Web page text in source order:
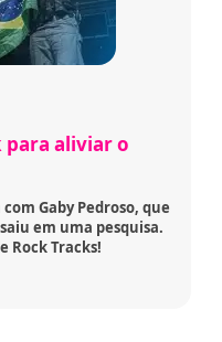
para aliviar o
Gaby Pedroso, que
em uma pesquisa.
Rock Tracks!